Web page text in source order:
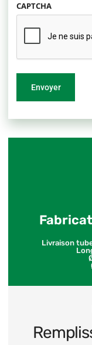
CAPTCHA
Livraison